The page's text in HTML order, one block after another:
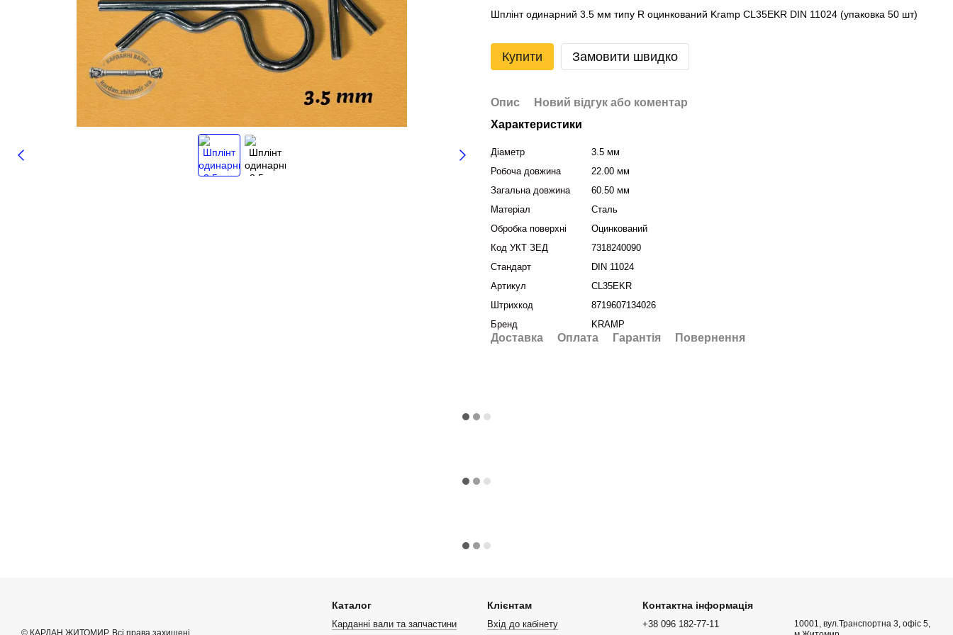
Шплінт одинарний 3.5 мм типу R оцинкований Kramp CL35EKR DIN 11024 (упаковка 50 шт)
Купити Замовити швидко
Опис
Новий відгук або коментар
Характеристики
Діаметр
3.5 мм
Робоча довжина
22.00 мм
Загальна довжина
60.50 мм
Матеріал
Сталь
Обробка поверхні
Оцинкований
Код УКТ ЗЕД
7318240090
Стандарт
DIN 11024
Артикул
CL35EKR
Штрихкод
8719607134026
Бренд
KRAMP
Доставка Оплата Гарантія Повернення
© КАРДАН ЖИТОМИР. Всі права захищені.
Каталог
Карданні вали та запчастини
Клієнтам
Вхід до кабінету
Контактна інформація
+38 096 182-77-11
10001, вул.Транспортна 3, офіс 5,